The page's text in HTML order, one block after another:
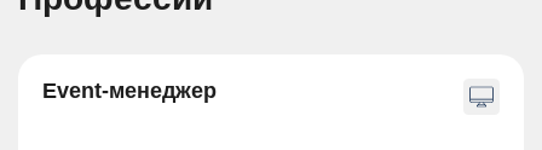
Event-менеджер